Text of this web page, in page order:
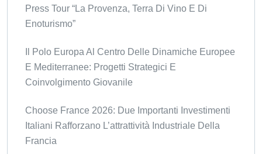
Press Tour “La Provenza, Terra Di Vino E Di
Enoturismo”
Il Polo Europa Al Centro Delle Dinamiche Europee
E Mediterranee: Progetti Strategici E
Coinvolgimento Giovanile
Choose France 2026: Due Importanti Investimenti
Italiani Rafforzano L’attrattività Industriale Della
Francia